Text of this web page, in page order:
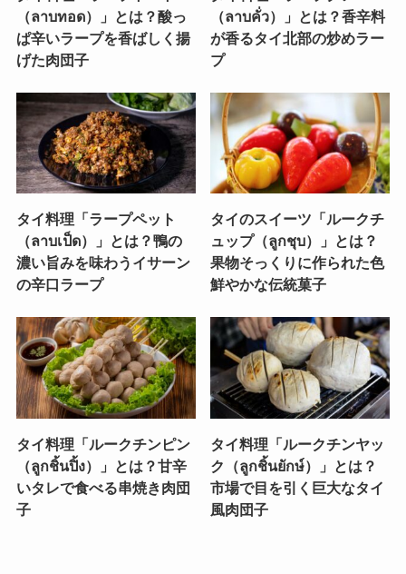
（ลาบทอด）」とは？酸っ
ぱ辛いラープを香ばしく揚
げた肉団子
（ลาบคั่ว）」とは？香辛料
が香るタイ北部の炒めラー
プ
タイ料理「ラープペット
（ลาบเป็ด）」とは？鴨の
濃い旨みを味わうイサーン
の辛口ラープ
タイのスイーツ「ルークチ
ュップ（ลูกชุบ）」とは？
果物そっくりに作られた色
鮮やかな伝統菓子
タイ料理「ルークチンピン
（ลูกชิ้นปิ้ง）」とは？甘辛
いタレで食べる串焼き肉団
子
タイ料理「ルークチンヤッ
ク（ลูกชิ้นยักษ์）」とは？
市場で目を引く巨大なタイ
風肉団子